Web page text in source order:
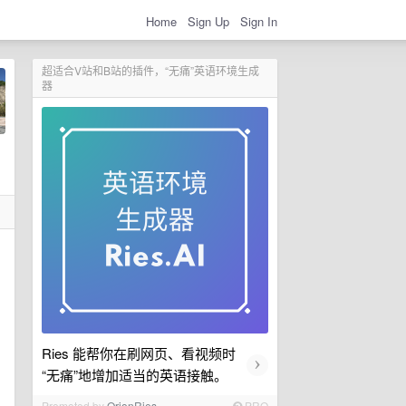
Home Sign Up Sign In
超适合V站和B站的插件，“无痛”英语环境生成
器
Ries 能帮你在刷网页、看视频时
“无痛”地增加适当的英语接触。
›